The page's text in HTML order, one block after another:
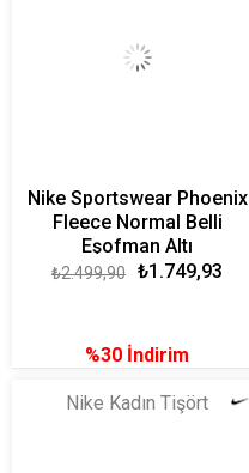
Nike Sportswear Phoenix
Fleece Normal Belli
Eşofman Altı
₺1.749,93
₺2.499,90
%30 İndirim
Nike Kadın Tişört